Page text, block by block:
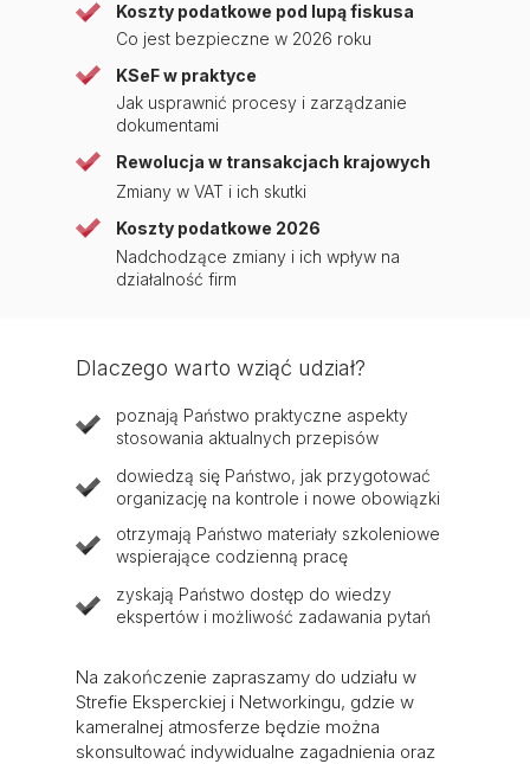
Nadchodzące zmiany i ich wpływ na
działalność firm
Koszty podatkowe 2026
Zmiany w VAT i ich skutki
Rewolucja w transakcjach krajowych
Jak usprawnić procesy i zarządzanie
dokumentami
KSeF w praktyce
Co jest bezpieczne w 2026 roku
Koszty podatkowe pod lupą fiskusa
zyskają Państwo dostęp do wiedzy
ekspertów i możliwość zadawania pytań
otrzymają Państwo materiały szkoleniowe
wspierające codzienną pracę
dowiedzą się Państwo, jak przygotować
organizację na kontrole i nowe obowiązki
poznają Państwo praktyczne aspekty
stosowania aktualnych przepisów
Dlaczego warto wziąć udział?
Na zakończenie zapraszamy do udziału w
Strefie Eksperckiej i Networkingu, gdzie w
kameralnej atmosferze będzie można
skonsultować indywidualne zagadnienia oraz